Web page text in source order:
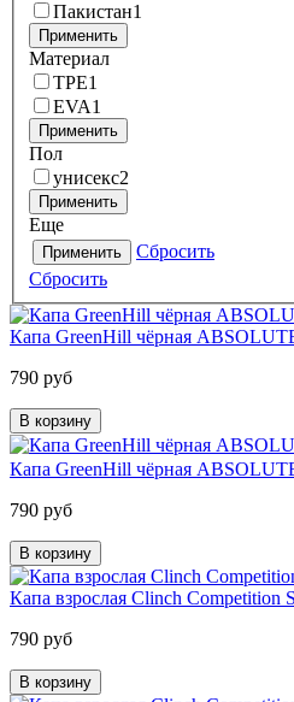
Пакистан1
Применить
Материал
ТРЕ1
EVA1
Применить
Пол
унисекс2
Применить
Еще
Применить
Сбросить
Сбросить
Капа GreenHill чёрная
790 руб
В корзину
Капа GreenHill чёрная
790 руб
В корзину
Капа взрослая Clinch Competition
790 руб
В корзину